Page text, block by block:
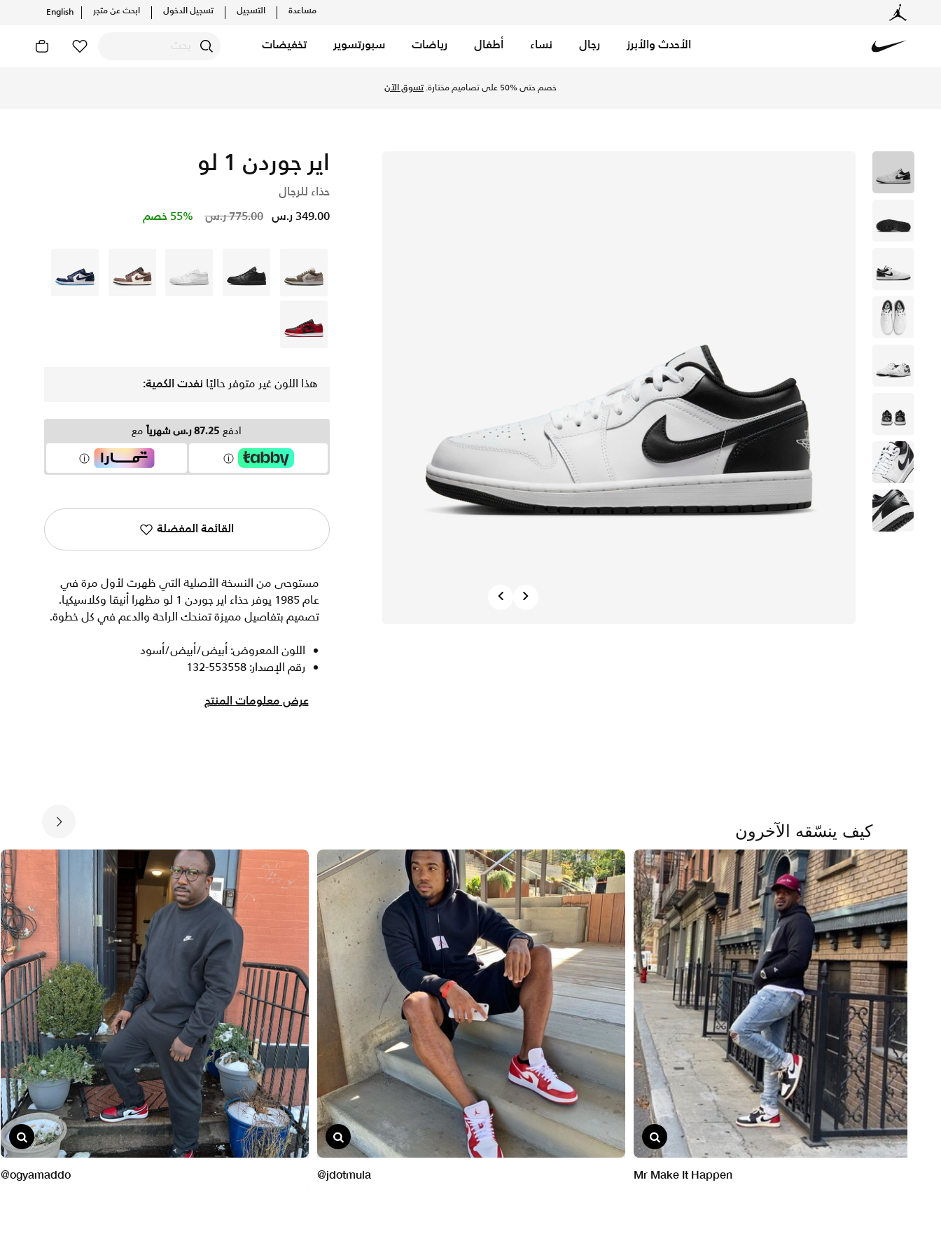
مساعدة التسجيل تسجيل الدخول ابحث عن متجر English
الأحدث والأبرز رجال نساء أطفال رياضات سبورتسوير تخفيضات
خصم حتى %50 على تصاميم مختارة. تسوق الآن
Next
اير جوردن 1 لو
حذاء للرجال
Price reduced from
775.00 ر.س to 349.00 ر.س 55% خصم
رمادي أسود أبيض بنى أزرق
وردي
هذا اللون غير متوفر حاليًا نفدت الكمية:
ادفع 87.25 ر.س شهرياً مع
القائمة المفضلة
مستوحى من النسخة الأصلية التي ظهرت لأول مرة في
عام 1985 يوفر حذاء اير جوردن 1 لو مظهرا أنيقا وكلاسيكيا.
تصميم بتفاصيل مميزة تمنحك الراحة والدعم في كل خطوة.
اللون المعروض: أبيض/أبيض/أسود
رقم الإصدار: 553558-132
عرض معلومات المنتج